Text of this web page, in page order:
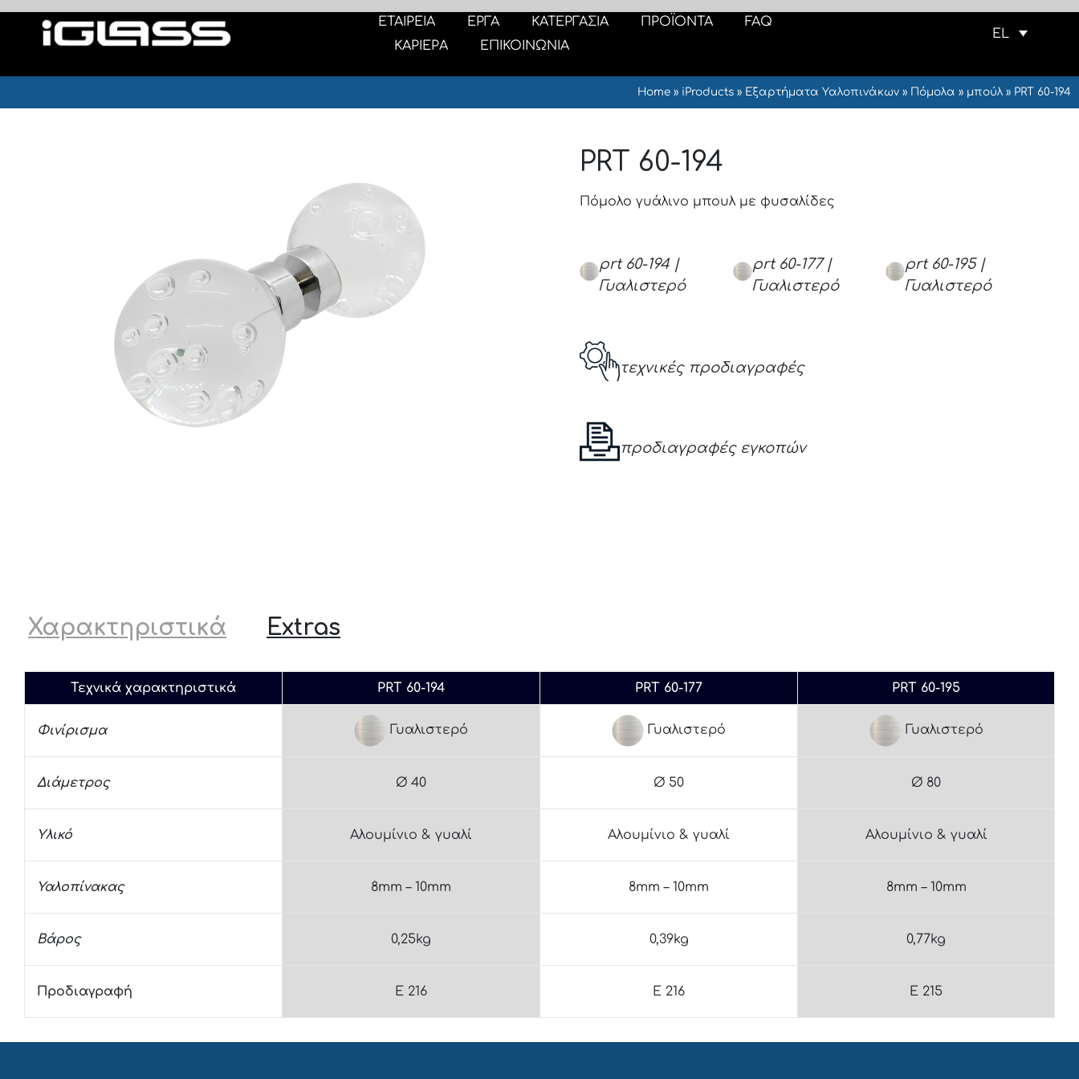
ΕΤΑΙΡΕΙΑ ΕΡΓΑ ΚΑΤΕΡΓΑΣΙΑ ΠΡΟΪΟΝΤΑ
FAQ
ΚΑΡΙΕΡΑ
ΕΠΙΚΟΙΝΩΝΙΑ
EL
Home» iProducts» Εξαρτήματα Υαλοπινάκων» Πόμολα » μπούλ» PRT 60-194
PRT 60-194
Πόμολο γυάλινο μπουλ με φυσαλίδες
prt 60-194 |
Γυαλιστερό
prt 60-177 |
Γυαλιστερό
prt 60-195 |
Γυαλιστερό
τεχνικές προδιαγραφές
προδιαγραφές εγκοπών
Χαρακτηριστικά Extras
Τεχνικά χαρακτηριστικά PRT 60-194 PRT 60-177 PRT 60-195
Φινίρισμα Γυαλιστερό Γυαλιστερό Γυαλιστερό
Διάμετρος Ø 40 Ø 50 Ø 80
Υλικό Αλουμίνιο & γυαλί Αλουμίνιο & γυαλί Αλουμίνιο & γυαλί
Υαλοπίνακας 8mm – 10mm 8mm – 10mm 8mm – 10mm
Βάρος 0,25kg 0,39kg 0,77kg
Προδιαγραφή E 216 E 216 E 215